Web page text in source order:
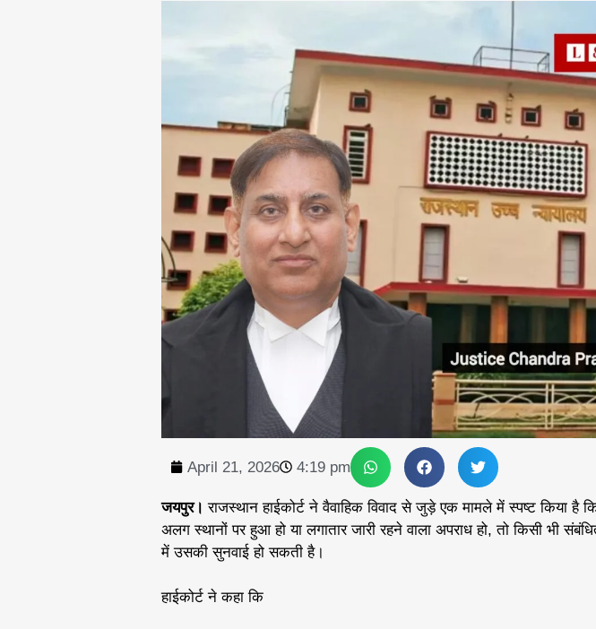
April 21, 2026 4:19 pm
जयपुर।राजस्थान हाईकोर्ट ने वैवाहिक विवाद से जुड़े एक मामले में स्पष्ट किया है
अलग स्थानों पर हुआ हो या लगातार जारी रहने वाला अपराध हो, तो किसी भी
में उसकी सुनवाई हो सकती है।
हाईकोर्ट ने कहा कि